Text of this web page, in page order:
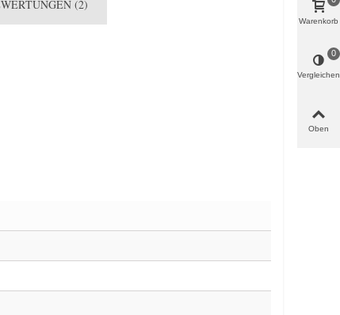
(2)
Warenkorb
Vergleichen
0
Oben